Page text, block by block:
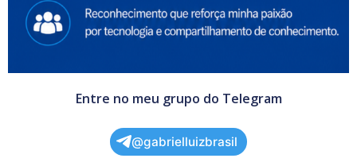
Entre no meu grupo do Telegram
@gabrielluizbrasil